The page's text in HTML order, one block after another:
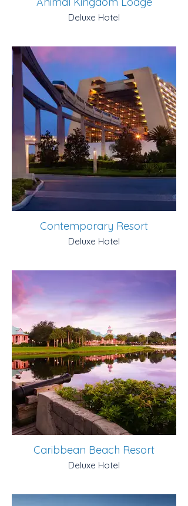
Deluxe Hotel
Contemporary Resort
Deluxe Hotel
Caribbean Beach Resort
Deluxe Hotel